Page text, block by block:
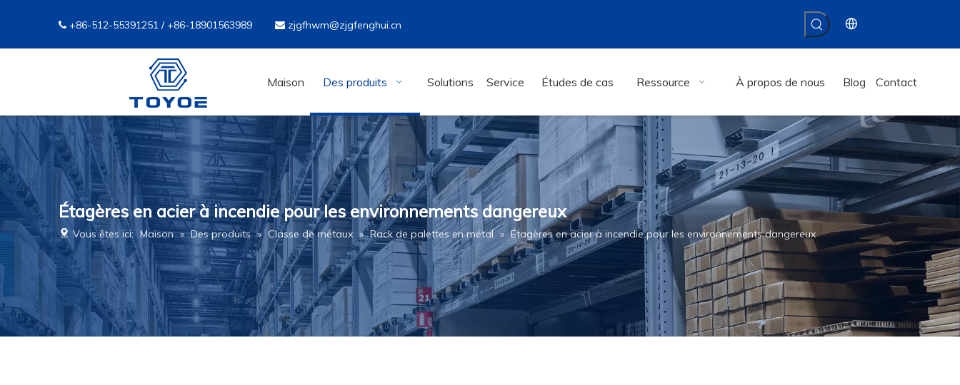
 +86-512-55391251 / +86-18901563989  zjgfhwm@zjgfenghui.cn
Maison Des produits Solutions Service Études de cas Ressource À propos de nous Blog Contact
Étagères en acier à incendie pour les environnements dangereux
Vous êtes ici: Maison » Des produits » Classe de métaux » Rack de palettes en métal » Étagères en acier à incendie pour les environnements dangereux